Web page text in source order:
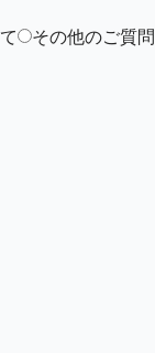
その他のご質問